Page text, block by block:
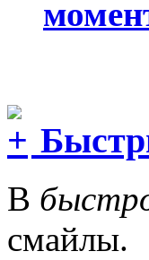
В
смайлы.